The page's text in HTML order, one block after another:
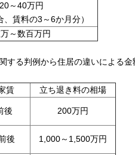
20～40万円
、賃料の3～6か月分）
～数百万円
る判例から住居の違いによる金
賃
立ち退き料の相場
後 200万円
後 1,000～1,500万円